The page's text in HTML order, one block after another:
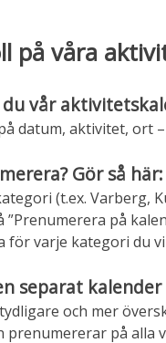
på våra
du vår
datum, aktivitet, ort
Gör så här:
(t.ex. Varberg,
”Prenumerera på
för varje kategori du
separat
och mer
prenumererar på alla